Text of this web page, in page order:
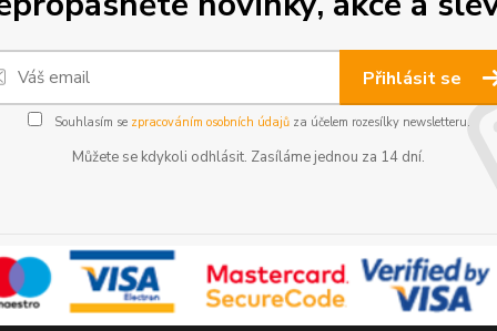
Přihlásit se
Souhlasím se zpracováním osobních údajůza účelem rozesílky newsletteru.
Můžete se kdykoli odhlásit. Zasíláme jednou za 14 dní.